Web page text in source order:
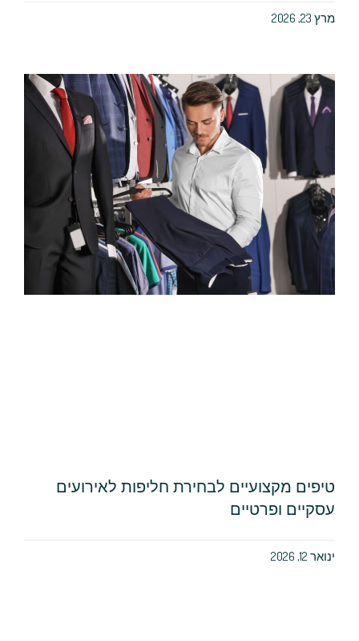
מרץ 23, 2026
טיפים מקצועיים לבחירת חליפות לאירועים
עסקיים ופרטיים
ינואר 12, 2026